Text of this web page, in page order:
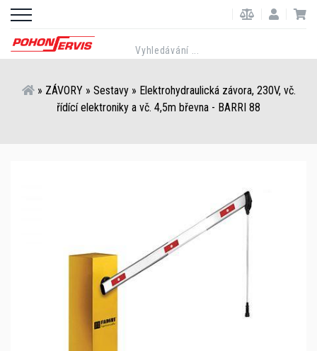
» ZÁVORY» Sestavy» Elektrohydraulická závora, 230V, vč.
řídící elektroniky a vč. 4,5m břevna - BARRI 88